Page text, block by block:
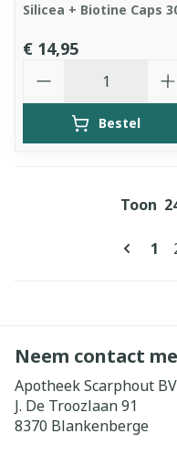
Silicea + Biotine Caps
€ 14,95
Bestel
U
1
Toon
Neem contact
Apotheek Scarphout BV
J. De Troozlaan 91
8370 Blankenberge